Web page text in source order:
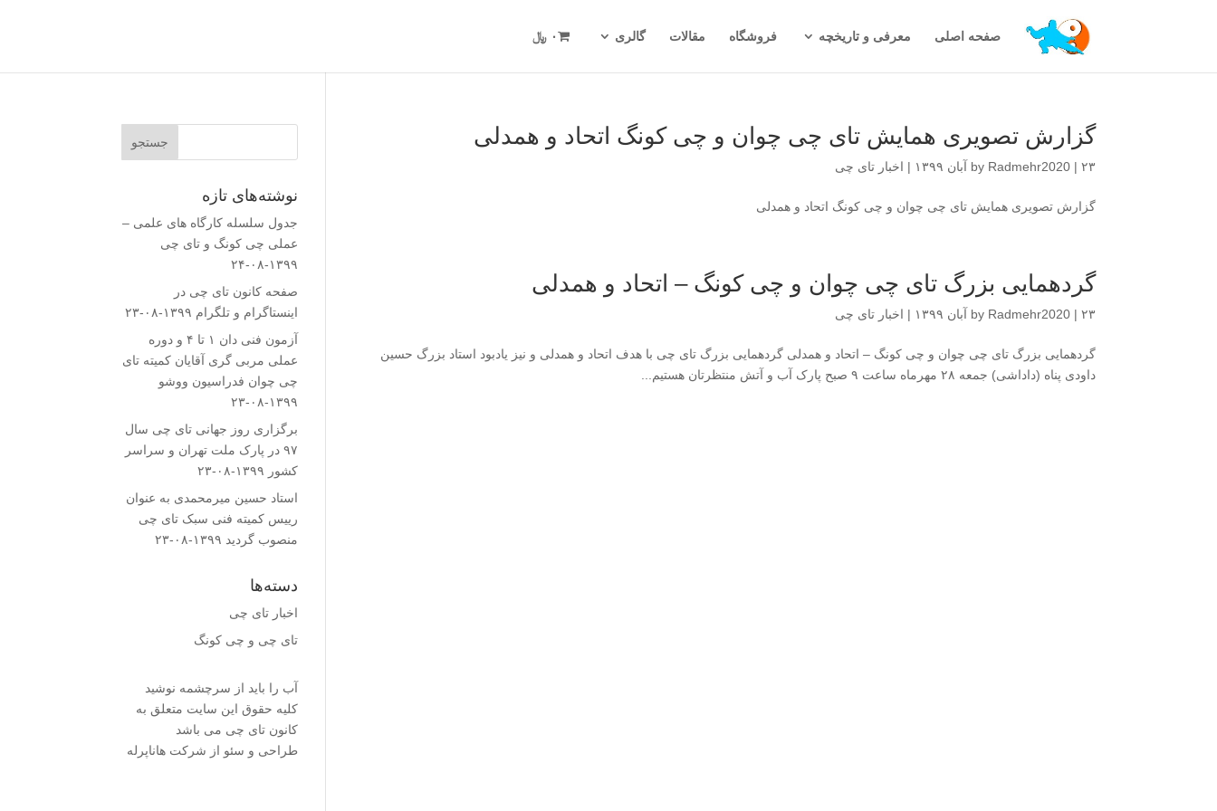
صفحه اصلی معرفی و تاریخچه فروشگاه مقالات گالری ۰ ﷼
گزارش تصویری همایش تای چی چوان و چی کونگ اتحاد و همدلی
by Radmehr2020| ۲۳ آبان ۱۳۹۹ | اخبار تای چی
گزارش تصویری همایش تای چی چوان و چی کونگ اتحاد و همدلی
گردهمایی بزرگ تای چی چوان و چی کونگ – اتحاد و همدلی
by Radmehr2020| ۲۳ آبان ۱۳۹۹ | اخبار تای چی
گردهمایی بزرگ تای چی چوان و چی کونگ – اتحاد و همدلی گردهمایی بزرگ تای چی با هدف اتحاد و همدلی و نیز یادبود استاد بزرگ حسین
داودی پناه (داداشی) جمعه ۲۸ مهرماه ساعت ۹ صبح پارک آب و آتش منتظرتان هستیم...
نوشته‌های تازه
جدول سلسله کارگاه های علمی –
عملی چی کونگ و تای چی
۱۳۹۹-۰۸-۲۴
صفحه کانون تای چی در
اینستاگرام و تلگرام ۱۳۹۹-۰۸-۲۳
آزمون فنی دان ۱ تا ۴ و دوره
عملی مربی گری آقایان کمیته تای
چی چوان فدراسیون ووشو
۱۳۹۹-۰۸-۲۳
برگزاری روز جهانی تای چی سال
۹۷ در پارک ملت تهران و سراسر
کشور ۱۳۹۹-۰۸-۲۳
استاد حسین میرمحمدى به عنوان
رییس کمیته فنى سبک تای چی
منصوب گردید ۱۳۹۹-۰۸-۲۳
دسته‌ها
اخبار تای چی
تای چی و چی کونگ
آب را باید از سرچشمه نوشید
کلیه حقوق این سایت متعلق به
کانون تای چی می باشد
طراحی و سئو از شرکت هاناپرله